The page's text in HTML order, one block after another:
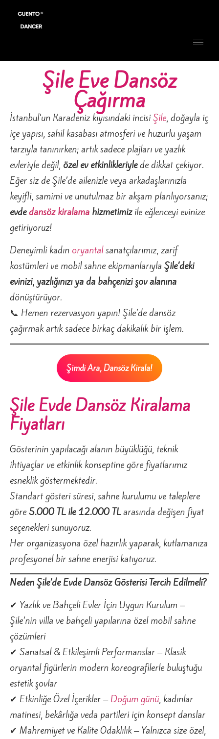
Şile Eve Dansöz
Çağırma
İstanbul’un Karadeniz kıyısındaki incisiŞile, doğayla iç
içe yapısı, sahil kasabası atmosferi ve huzurlu yaşam
tarzıyla tanınırken; artık sadece plajları ve yazlık
evleriyle değil, özel ev etkinlikleriylede dikkat çekiyor.
Eğer siz de Şile’de ailenizle veya arkadaşlarınızla
keyifli, samimi ve unutulmaz bir akşam planlıyorsanız;
evdedansöz kiralama hizmetimizile eğlenceyi evinize
getiriyoruz!
Deneyimli kadın oryantalsanatçılarımız, zarif
kostümleri ve mobil sahne ekipmanlarıyla Şile’deki
evinizi, yazlığınızı ya da bahçenizi şov alanına
dönüştürüyor.
📞 Hemen rezervasyon yapın! Şile’de dansöz
çağırmak artık sadece birkaç dakikalık bir işlem.
Şimdi Ara, Dansöz Kirala!
Şile Evde Dansöz Kiralama
Fiyatları
Gösterinin yapılacağı alanın büyüklüğü, teknik
ihtiyaçlar ve etkinlik konseptine göre fiyatlarımız
esneklik göstermektedir.
Standart gösteri süresi, sahne kurulumu ve taleplere
göre5.000 TL ile 12.000 TLarasında değişen fiyat
seçenekleri sunuyoruz.
Her organizasyona özel hazırlık yaparak, kutlamanıza
profesyonel bir sahne enerjisi katıyoruz.
Neden Şile’de Evde Dansöz Gösterisi Tercih Edilmeli?
✔ Yazlık ve Bahçeli Evler İçin Uygun Kurulum –
Şile’nin villa ve bahçeli yapılarına özel mobil sahne
çözümleri
✔ Sanatsal & Etkileşimli Performanslar – Klasik
oryantal figürlerin modern koreografilerle buluştuğu
estetik şovlar
✔ Etkinliğe Özel İçerikler –Doğum günü, kadınlar
matinesi, bekârlığa veda partileri için konsept danslar
✔ Mahremiyet ve Kalite Odaklılık – Yalnızca size özel,